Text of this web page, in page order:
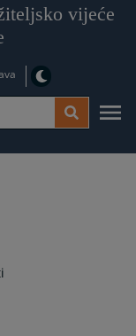
vijeće